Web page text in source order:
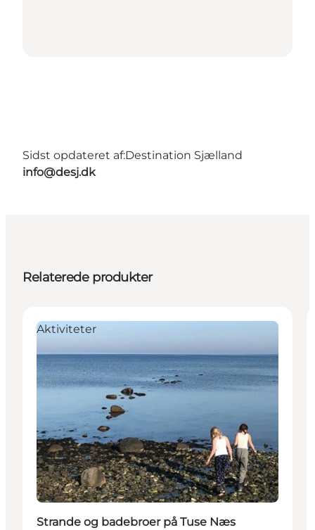
Sidst opdateret af:Destination Sjælland
info@desj.dk
Relaterede produkter
Aktiviteter
Strande og badebroer på Tuse Næs